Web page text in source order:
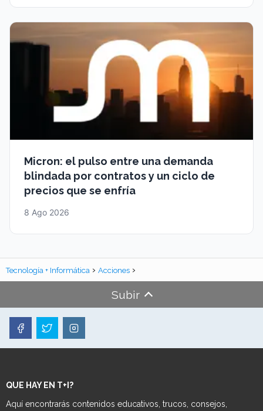
Micron: el pulso entre una demanda
blindada por contratos y un ciclo de
precios que se enfría
8 Ago 2026
Tecnología + Informática Acciones
Subir
QUE HAY EN T+I?
Aquí encontrarás contenidos educativos, trucos, consejos,